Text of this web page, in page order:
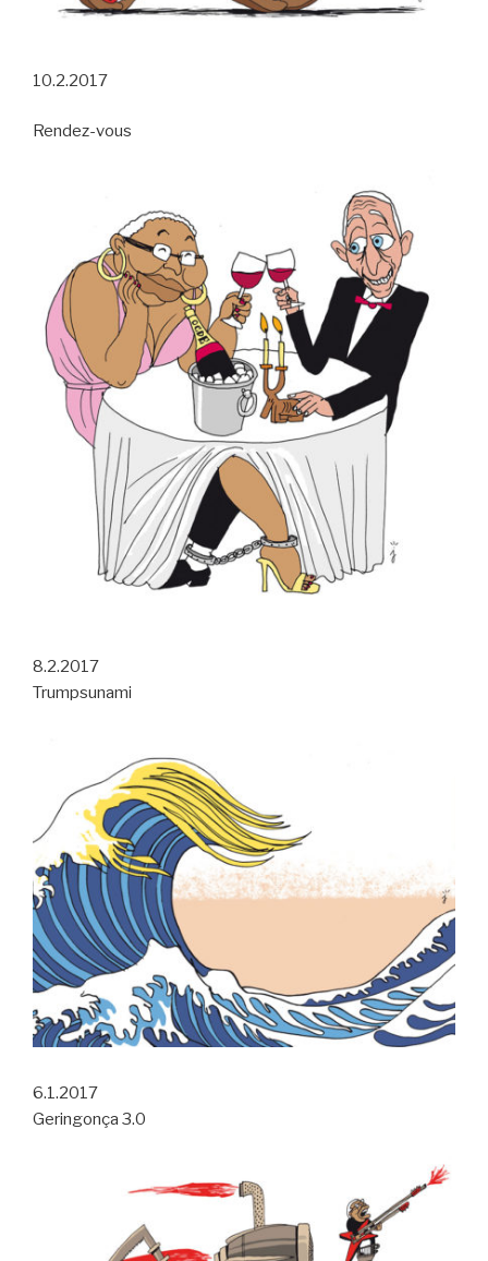
10.2.2017
Rendez-vous
8.2.2017
Trumpsunami
6.1.2017
Geringonça 3.0